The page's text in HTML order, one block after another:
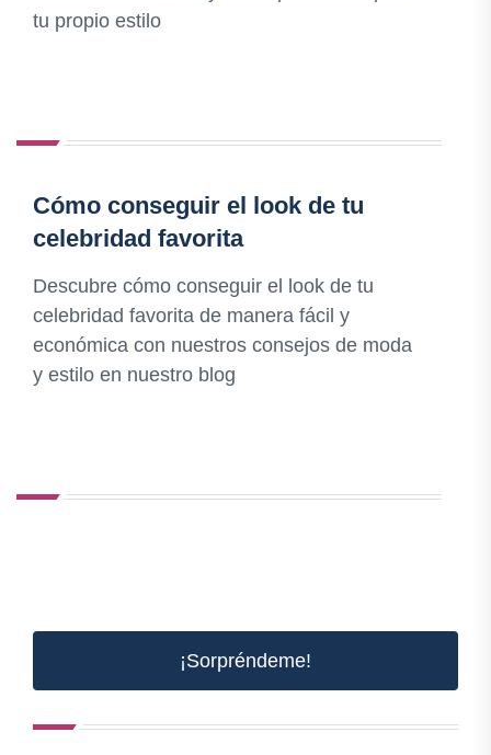
tu propio estilo
Cómo conseguir el look de tu
celebridad favorita
Descubre cómo conseguir el look de tu
celebridad favorita de manera fácil y
económica con nuestros consejos de moda
y estilo en nuestro blog
¡Sorpréndeme!